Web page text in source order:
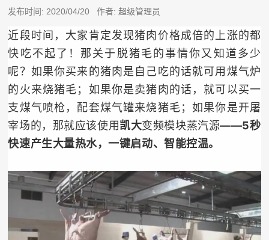
发布时间: 2020/04/20 作者: 超级管理员
近段时间，大家肯定发现猪肉价格成倍的上涨的都
快吃不起了！那关于脱猪毛的事情你又知道多少
呢？如果你买来的猪肉是自己吃的话就可用煤气炉
的火来烧猪毛；如果你是卖猪肉的话，就可以买一
支煤气喷枪，配套煤气罐来烧猪毛；如果你是开屠
宰场的，那就应该使用凯大变频模块蒸汽源——5秒
快速产生大量热水，一键启动、智能控温。